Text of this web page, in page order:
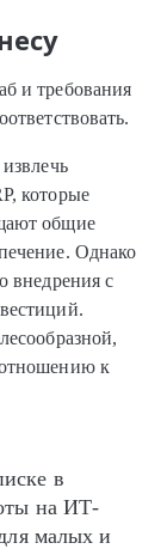
и требования
которые
общие
Однако
внедрения с
к
в
на ИТ-
малых и